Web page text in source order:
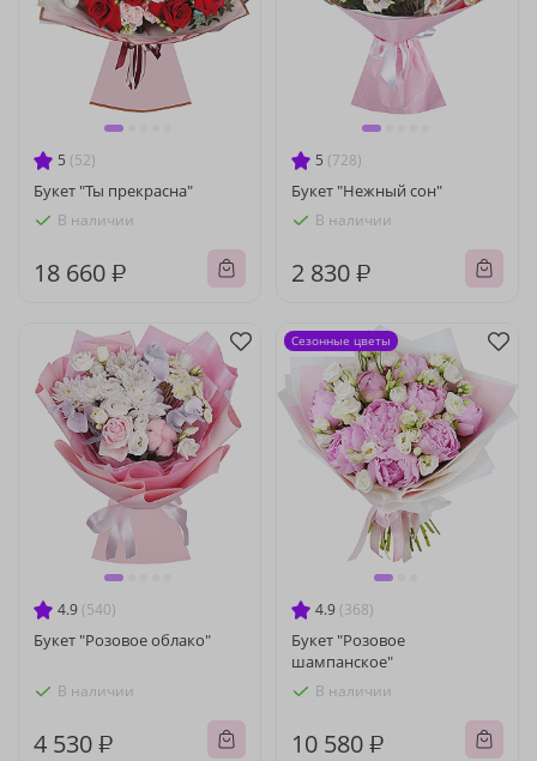
5 (52)
Букет "Ты прекрасна"
В наличии
18 660 ₽
5 (728)
Букет "Нежный сон"
В наличии
2 830 ₽
4.9 (540)
Букет "Розовое облако"
В наличии
4 530 ₽
4.9 (368)
Букет "Розовое
шампанское"
В наличии
10 580 ₽
Сезонные цветы